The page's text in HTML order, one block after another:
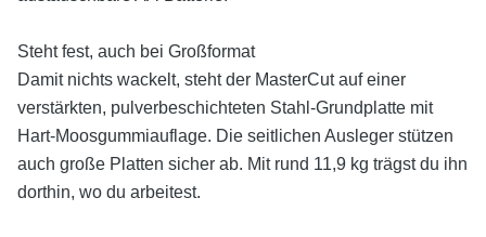
Steht fest, auch bei Großformat
Damit nichts wackelt, steht der MasterCut auf einer
verstärkten, pulverbeschichteten Stahl-Grundplatte mit
Hart-Moosgummiauflage. Die seitlichen Ausleger stützen
auch große Platten sicher ab. Mit rund 11,9 kg trägst du ihn
dorthin, wo du arbeitest.